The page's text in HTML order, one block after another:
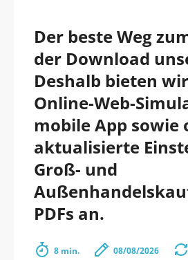
Der beste Weg
der Download
Deshalb bieten
Online-Web-
mobile App sowie
aktualisierte
Groß- und
PDFs an.
8 min. 08/08/2026